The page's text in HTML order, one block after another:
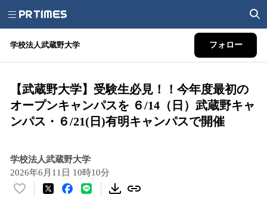
学校法人武蔵野大学 フォロー
【武蔵野大学】受験生必見！！今年度最初の
オープンキャンパスを ６/14（日）武蔵野キャ
ンパス・６/21(日)有明キャンパスで開催
学校法人武蔵野大学
2026年6月11日 10時10分
い